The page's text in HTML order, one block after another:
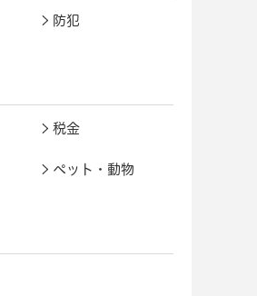
防犯
税金
ペット・動物